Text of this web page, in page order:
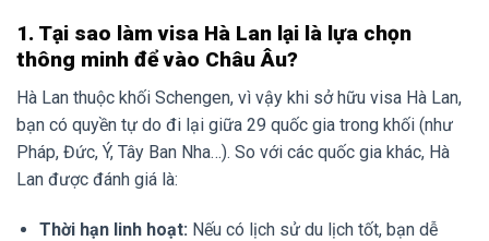
1. Tại sao làm visa Hà Lan lại là lựa chọn
thông minh để vào Châu Âu?
Hà Lan thuộc khối Schengen, vì vậy khi sở hữu visa Hà Lan,
bạn có quyền tự do đi lại giữa 29 quốc gia trong khối (như
Pháp, Đức, Ý, Tây Ban Nha…). So với các quốc gia khác, Hà
Lan được đánh giá là:
Thời hạn linh hoạt: Nếu có lịch sử du lịch tốt, bạn dễ